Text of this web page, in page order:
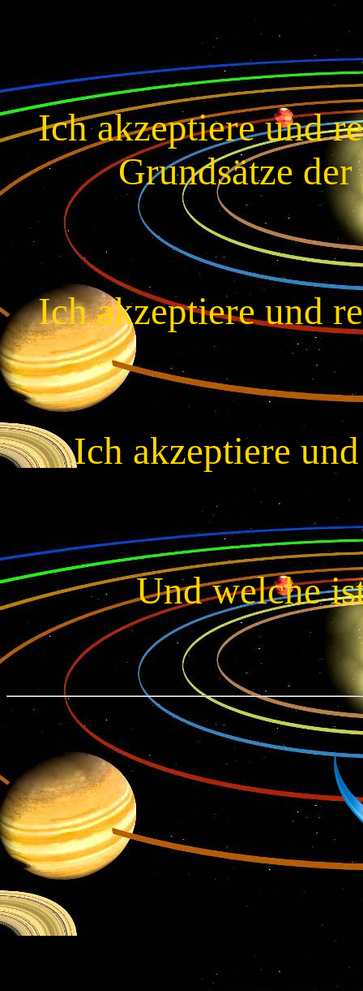
Ich akzeptiere und
Grundsätze
Ich akzeptiere und
Ich akzeptiere
Und welche